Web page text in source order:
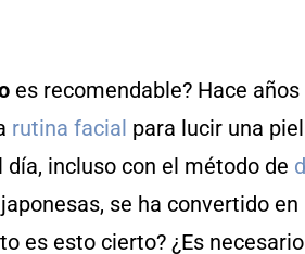
es recomendable? Hace
rutina facial para lucir una
incluso con el método de
se ha convertido
es esto cierto? ¿Es